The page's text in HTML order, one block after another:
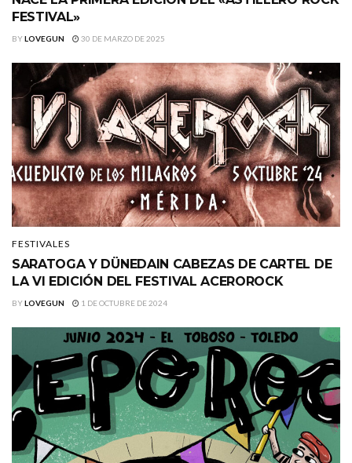
FESTIVAL»
BYLOVEGUN 30 DE MARZO DE 2025
FESTIVALES
SARATOGA Y DÜNEDAIN CABEZAS DE CARTEL DE
LA VI EDICIÓN DEL FESTIVAL ACEROROCK
BYLOVEGUN 1 DE OCTUBRE DE 2024